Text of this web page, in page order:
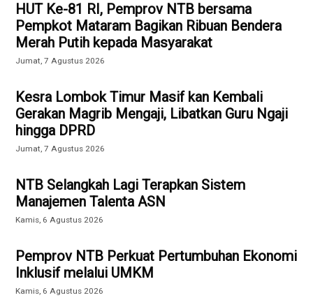
HUT Ke-81 RI, Pemprov NTB bersama
Pempkot Mataram Bagikan Ribuan Bendera
Merah Putih kepada Masyarakat
Jumat, 7 Agustus 2026
Kesra Lombok Timur Masif kan Kembali
Gerakan Magrib Mengaji, Libatkan Guru Ngaji
hingga DPRD
Jumat, 7 Agustus 2026
NTB Selangkah Lagi Terapkan Sistem
Manajemen Talenta ASN
Kamis, 6 Agustus 2026
Pemprov NTB Perkuat Pertumbuhan Ekonomi
Inklusif melalui UMKM
Kamis, 6 Agustus 2026